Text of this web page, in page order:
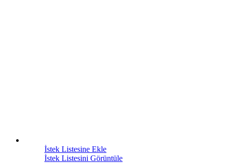
İstek Listesine Ekle
İstek Listesini Görüntüle